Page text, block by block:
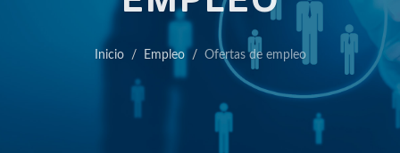
Inicio Empleo Ofertas de empleo